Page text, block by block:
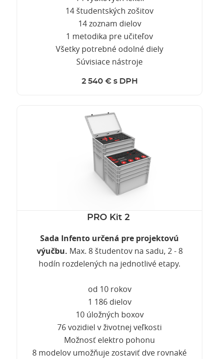
14 študentských zošitov
14 zoznam dielov
1 metodika pre učiteľov
Všetky potrebné odolné diely
Súvisiace nástroje
2 540 € s DPH
PRO Kit 2
Sada Infento určená pre projektovú
výučbu. Max. 8 študentov na sadu, 2 - 8
hodín rozdelených na jednotlivé etapy.
od 10 rokov
1 186 dielov
10 úložných boxov
76 vozidiel v životnej veľkosti
Možnosť elektro pohonu
8 modelov umožňuje zostaviť dve rovnaké